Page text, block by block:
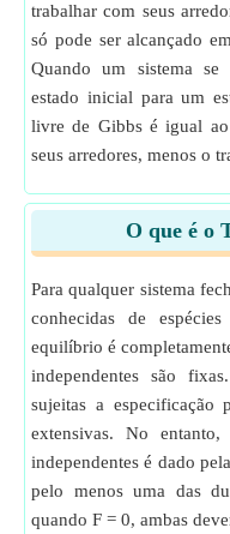
trabalhar com seus
só pode ser alcançado
Quando um sistema se
estado inicial para um
livre de Gibbs é igual
seus arredores, menos o
O que é o
Para qualquer sistema
conhecidas de
equilíbrio é
independentes são
sujeitas a especificação
extensivas. No
independentes é dado
pelo menos uma das
quando F = 0, ambas